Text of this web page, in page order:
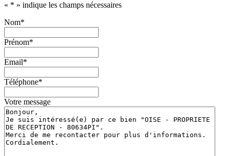
« * » indique les champs nécessaires
Nom*
Prénom*
Email*
Téléphone*
Votre message